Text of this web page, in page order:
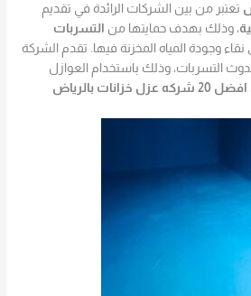
تعتبر من بين الشركات الرائدة في تقديم
، وذلك بهدف حمايتها من التسربات
وجودة المياه المخزنة فيها. تقدم الشركة
التسربات، وذلك باستخدام العوازل
افضل 20 شركه عزل خزانات بالرياض